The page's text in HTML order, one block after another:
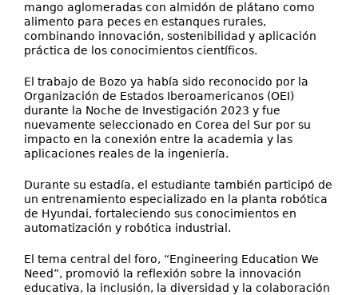
mango aglomeradas con almidón de plátano como
alimento para peces en estanques rurales,
combinando innovación, sostenibilidad y aplicación
práctica de los conocimientos científicos.
El trabajo de Bozo ya había sido reconocido por la
Organización de Estados Iberoamericanos (OEI)
durante la Noche de Investigación 2023 y fue
nuevamente seleccionado en Corea del Sur por su
impacto en la conexión entre la academia y las
aplicaciones reales de la ingeniería.
Durante su estadía, el estudiante también participó de
un entrenamiento especializado en la planta robótica
de Hyundai, fortaleciendo sus conocimientos en
automatización y robótica industrial.
El tema central del foro, “Engineering Education We
Need”, promovió la reflexión sobre la innovación
educativa, la inclusión, la diversidad y la colaboración